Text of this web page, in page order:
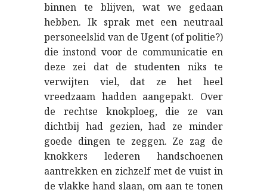
binnen te blijven, wat we gedaan
hebben. Ik sprak met een neutraal
personeelslid van de Ugent (of politie?)
die instond voor de communicatie en
deze zei dat de studenten niks te
verwijten viel, dat ze het heel
vreedzaam hadden aangepakt. Over
de rechtse knokploeg, die ze van
dichtbij had gezien, had ze minder
goede dingen te zeggen. Ze zag de
knokkers lederen handschoenen
aantrekken en zichzelf met de vuist in
de vlakke hand slaan, om aan te tonen